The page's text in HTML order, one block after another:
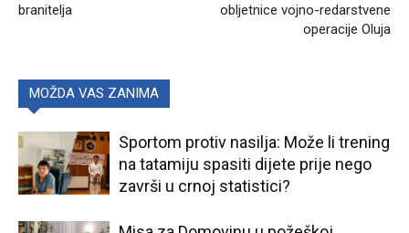
branitelja
obljetnice vojno-redarstvene
operacije Oluja
MOŽDA VAS ZANIMA
Sportom protiv nasilja: Može li trening
na tatamiju spasiti dijete prije nego
završi u crnoj statistici?